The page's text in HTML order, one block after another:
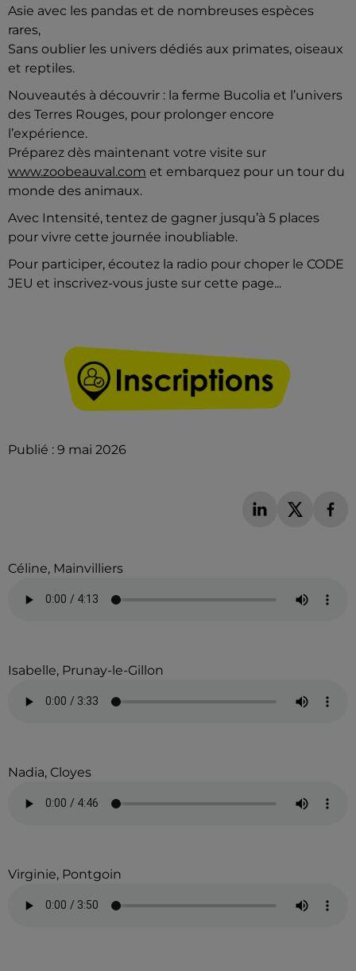
Asie avec les pandas et de nombreuses espèces
rares,
Sans oublier les univers dédiés aux primates, oiseaux
et reptiles.
Nouveautés à découvrir : la ferme Bucolia et l’univers
des Terres Rouges, pour prolonger encore
l’expérience.
Préparez dès maintenant votre visite sur
www.zoobeauval.com et embarquez pour un tour du
monde des animaux.
Avec Intensité, tentez de gagner jusqu’à 5 places
pour vivre cette journée inoubliable.
Pour participer, écoutez la radio pour choper le CODE
JEU et inscrivez-vous juste sur cette page...
Publié : 9 mai 2026
Céline, Mainvilliers
Isabelle, Prunay-le-Gillon
Nadia, Cloyes
Virginie, Pontgoin